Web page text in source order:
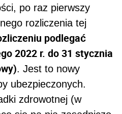
po raz pierwszy
rozliczenia tej
podlegać
2022 r. do 31 stycznia
. Jest to nowy
ubezpieczonych.
zdrowotnej (w